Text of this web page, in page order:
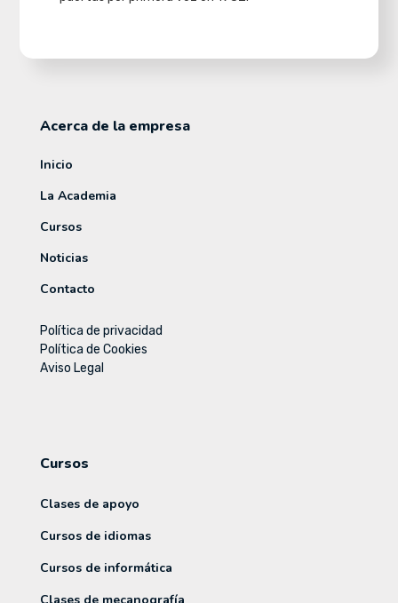
Acerca de la empresa
Inicio
La Academia
Cursos
Noticias
Contacto
Política de privacidad
Política de Cookies
Aviso Legal
Cursos
Clases de apoyo
Cursos de idiomas
Cursos de informática